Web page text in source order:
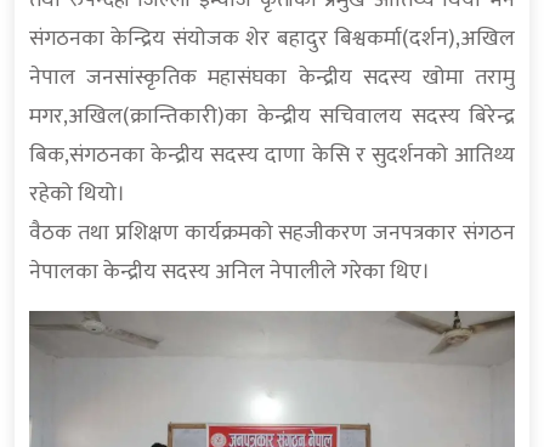
संगठनका केन्द्रिय संयोजक शेर बहादुर बिश्वकर्मा(दर्शन),अखिल
नेपाल जनसांस्कृतिक महासंघका केन्द्रीय सदस्य खोमा तरामु
मगर,अखिल(क्रान्तिकारी)का केन्द्रीय सचिवालय सदस्य बिरेन्द्र
बिक,संगठनका केन्द्रीय सदस्य दाणा केसि र सुदर्शनको आतिथ्य
रहेको थियो।
वैठक तथा प्रशिक्षण कार्यक्रमको सहजीकरण जनपत्रकार संगठन
नेपालका केन्द्रीय सदस्य अनिल नेपालीले गरेका थिए।